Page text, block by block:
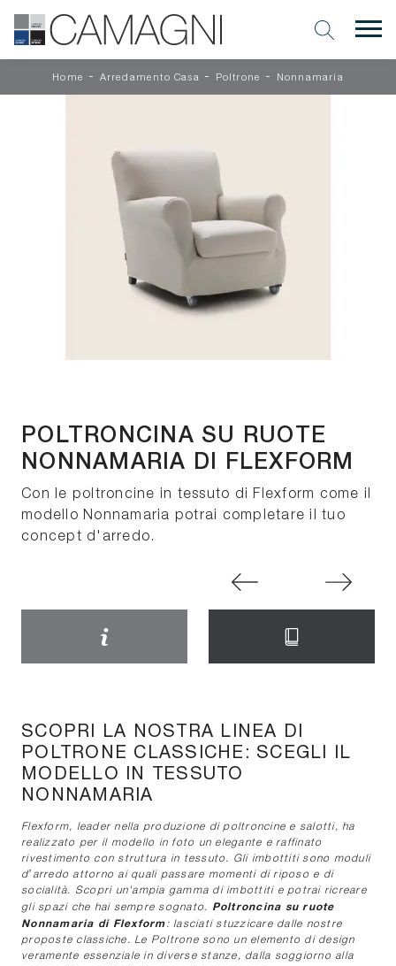
Home - Arredamento Casa - Poltrone - Nonnamaria
SCOPRI LA NOSTRA LINEA DI
POLTRONE CLASSICHE: SCEGLI IL
MODELLO IN TESSUTO
NONNAMARIA
Flexform, leader nella produzione di poltroncine e salotti, ha
realizzato per il modello in foto un elegante e raffinato
rivestimento con struttura in tessuto. Gli imbottiti sono moduli
d’arredo attorno ai quali passare momenti di riposo e di
socialità. Scopri un'ampia gamma di imbottiti e potrai ricreare
gli spazi che hai sempre sognato.
Poltroncina su ruote
Nonnamaria di Flexform: lasciati stuzzicare dalle nostre
proposte classiche. Le Poltrone sono un elemento di design
veramente essenziale in diverse stanze, dalla soggiorno alla
POLTRONCINA SU RUOTE
NONNAMARIA DI FLEXFORM
Con le poltroncine in tessuto di Flexform come il
modello Nonnamaria potrai completare il tuo
concept d'arredo.